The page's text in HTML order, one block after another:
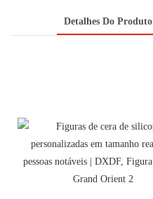
Detalhes Do Produto